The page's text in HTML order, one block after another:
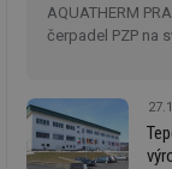
AQUATHERM
čerpadel PZP na